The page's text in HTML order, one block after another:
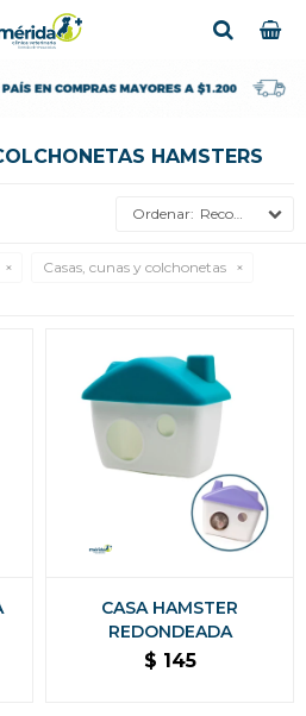
HAMSTERS
Recomendados
Casas, cunas y colchonetas
CASA HAMSTER
REDONDEADA
$ 145